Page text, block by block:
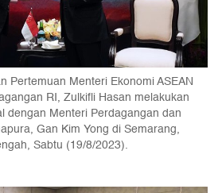
Pertemuan Menteri Ekonomi ASEAN
RI, Zulkifli Hasan melakukan
dengan Menteri Perdagangan dan
Gan Kim Yong di Semarang,
Sabtu (19/8/2023).